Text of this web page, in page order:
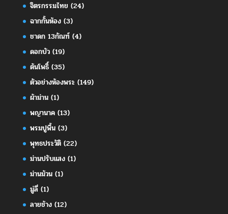
จิตรกรรมไทย (24)
ฉากกั้นห้อง(3)
ชาดก 13กัณฑ์(4)
ดอกบัว(19)
ต้นโพธิ์(35)
ตัวอย่างห้องพระ(149)
ผ้าม่าน(1)
พญานาค(13)
พรมปูพื้น(3)
พุทธประวัติ(22)
ม่านปรับแสง(1)
ม่านม้วน(1)
มู่ลี่(1)
ลายช้าง(12)